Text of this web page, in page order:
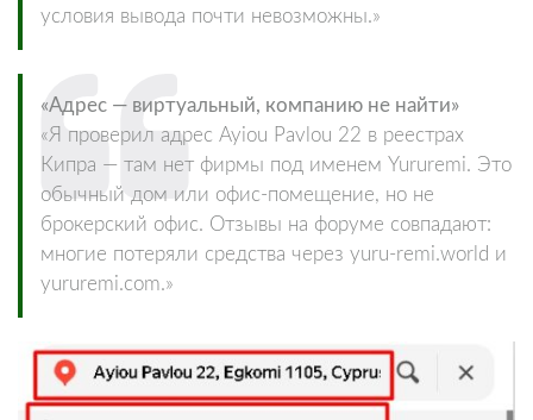
условия вывода почти невозможны.»
«Адрес — виртуальный, компанию не найти»
«Я проверил адрес Ayiou Pavlou 22 в реестрах
Кипра — там нет фирмы под именем Yururemi. Это
обычный дом или офис-помещение, но не
брокерский офис. Отзывы на форуме совпадают:
многие потеряли средства через yuru-remi.world и
yururemi.com.»